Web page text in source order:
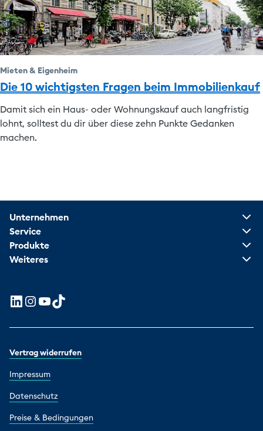
Mieten & Eigenheim
Die 10 wichtigsten Fragen beim Immobilienkauf
Damit sich ein Haus- oder Wohnungskauf auch langfristig
lohnt, solltest du dir über diese zehn Punkte Gedanken
machen.
Unternehmen
Service
Produkte
Weiteres
Vertrag widerrufen
Impressum
Datenschutz
Preise & Bedingungen